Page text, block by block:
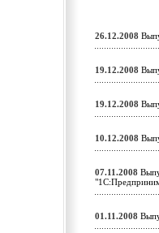
26.12.2008
19.12.2008
19.12.2008
10.12.2008
07.11.2008
01.11.2008